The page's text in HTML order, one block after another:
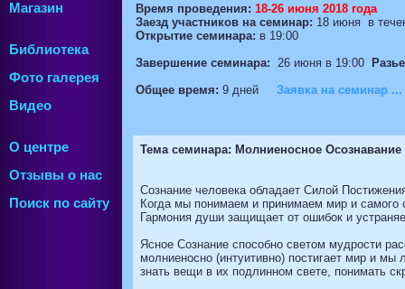
Магазин
Библиотека
Фото галерея
Видео
О центре
Отзывы о нас
Поиск по сайту
Время проведения: 18-26 июня 2018 года
Заезд участников на семинар: 18 июня в
Открытие семинара: в 19:00
Завершение семинара: 26 июня в 19:00
Общее время: 9 дней Заявка на семинар ...
Тема семинара: Молниеносное Осознавание
Сознание человека обладает Силой
Когда мы понимаем и принимаем мир и самого
Гармония души защищает от ошибок и
Ясное Сознание способно светом мудрости
молниеносно (интуитивно) постигает мир и
знать вещи в их подлинном свете, понимать